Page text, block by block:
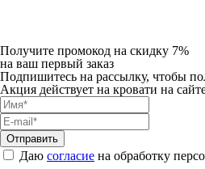
Получите промокод на скидку 7%
на ваш первый заказ
Подпишитесь на рассылку, чтобы
Акция действует на кровати на
Отправить
Даю согласие на обработку